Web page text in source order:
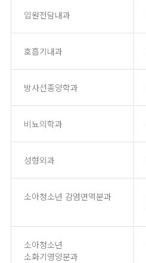
입원전담내과
호흡기내과
방사선종양학과
비뇨의학과
성형외과
소아청소년 감염면역분과
소아청소년
소화기영양분과